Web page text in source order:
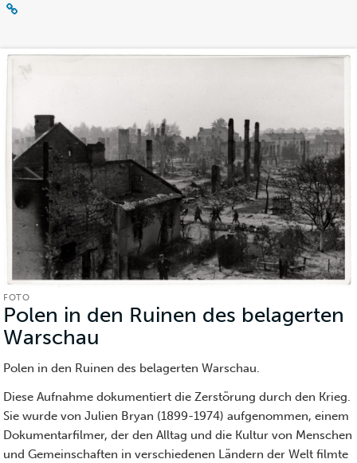
FOTO
Polen in den Ruinen des belagerten
Warschau
Polen in den Ruinen des belagerten Warschau.
Diese Aufnahme dokumentiert die Zerstörung durch den Krieg.
Sie wurde von Julien Bryan (1899-1974) aufgenommen, einem
Dokumentarfilmer, der den Alltag und die Kultur von Menschen
und Gemeinschaften in verschiedenen Ländern der Welt filmte